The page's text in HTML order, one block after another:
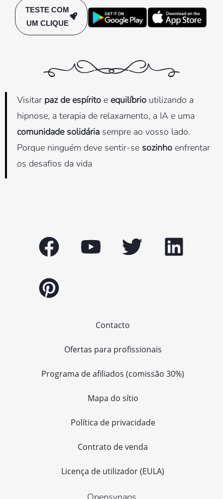
TESTE COM
UM CLIQUE
Visitar paz de espírito e equilíbrio utilizando a
hipnose, a terapia de relaxamento, a IA e uma
comunidade solidária sempre ao vosso lado.
Porque ninguém deve sentir-se sozinho enfrentar
os desafios da vida
Contacto
Ofertas para profissionais
Programa de afiliados (comissão 30%)
Mapa do sítio
Política de privacidade
Contrato de venda
Licença de utilizador (EULA)